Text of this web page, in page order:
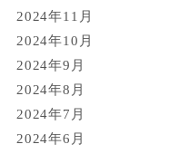
2024年11月
2024年10月
2024年9月
2024年8月
2024年7月
2024年6月